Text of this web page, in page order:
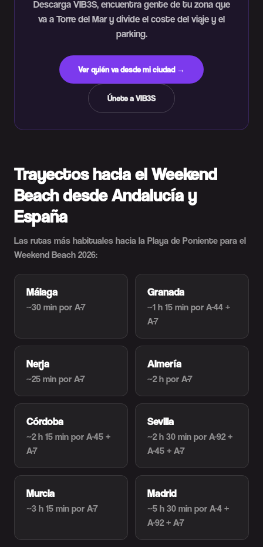
Descarga VIB3S, encuentra gente de tu zona que
va a Torre del Mar y divide el coste del viaje y el
parking.
Ver quién va desde mi ciudad →
Únete a VIB3S
Trayectos hacia el Weekend
Beach desde Andalucía y
España
Las rutas más habituales hacia la Playa de Poniente para el
Weekend Beach 2026:
Málaga
~30 min por A-7
Granada
~1 h 15 min por A-44 +
A-7
Nerja
~25 min por A-7
Almería
~2 h por A-7
Córdoba
~2 h 15 min por A-45 +
A-7
Sevilla
~2 h 30 min por A-92 +
A-45 + A-7
Murcia
~3 h 15 min por A-7
Madrid
~5 h 30 min por A-4 +
A-92 + A-7